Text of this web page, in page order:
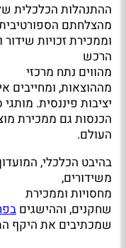
ההתנהלות הכלכלית
מהצלחתם
וממכירת זכויות
הרכש
מהווים נתח מרכזי
מההוצאות, ומחייבים
יציבות פיננסית.
הכנסות גם ממכירת
העולם.
בהיבט הכלכלי,
משידורים,
מחסויות וממכירת
שחקנים, וההישגים
שמכתיבים את היקף